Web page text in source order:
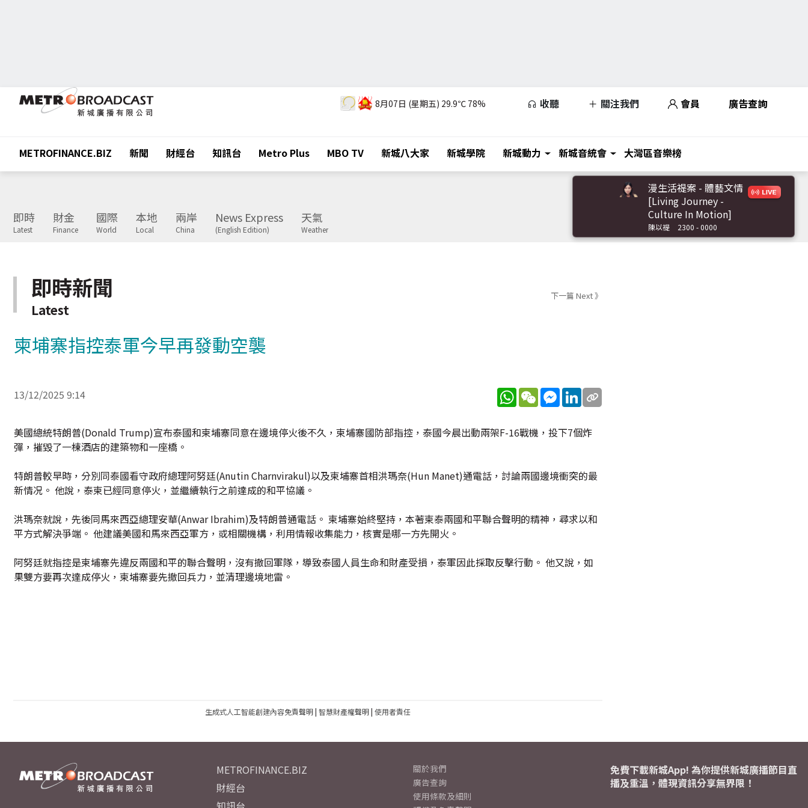
8月07日 (星期五) 29.9℃ 78% 收聽 關注我們 會員 廣告查詢
METROFINANCE.BIZ 新聞 財經台 知訊台 Metro Plus MBO TV 新城八大家 新城學院 新城動力 新城音統會 大灣區音樂榜
即時
Latest
財金
Finance
國際
World
本地
Local
兩岸
China
News Express
(English Edition)
天氣
Weather
漫生活禔案 - 體藝文情
[Living Journey -
Culture In Motion]
陳以禔 2300 - 0000
即時新聞
Latest
下一篇 Next 》
柬埔寨指控泰軍今早再發動空襲
13/12/2025 9:14 WhatsApp
WeChatMessenger
LinkedIn
美國總統特朗普(Donald Trump)宣布泰國和柬埔寨同意在邊境停火後不久，柬埔寨國防部指控，泰國今晨出動兩架F-16戰機，投下7個炸
彈，摧毀了一棟酒店的建築物和一座橋。
特朗普較早時，分別同泰國看守政府總理阿努廷(Anutin Charnvirakul)以及柬埔寨首相洪瑪奈(Hun Manet)通電話，討論兩國邊境衝突的最
新情况。 他說，泰柬已經同意停火，並繼續執行之前達成的和平協議。
洪瑪奈就說，先後同馬來西亞總理安華(Anwar Ibrahim)及特朗普通電話。 柬埔寨始終堅持，本著柬泰兩國和平聯合聲明的精神，尋求以和
平方式解決爭端。 他建議美國和馬來西亞軍方，或相關機構，利用情報收集能力，核實是哪一方先開火。
阿努廷就指控是柬埔寨先違反兩國和平的聯合聲明，沒有撤回軍隊，導致泰國人員生命和財產受損，泰軍因此採取反擊行動。 他又說，如
果雙方要再次達成停火，柬埔寨要先撤回兵力，並清理邊境地雷。
生成式人工智能創建內容免責聲明| 智慧財產權聲明| 使用者責任
METROFINANCE.BIZ
財經台
關於我們
廣告查詢
使用條款及細則
免費下載新城App! 為你提供新城廣播節目直
播及重溫，體現資訊分享無界限！